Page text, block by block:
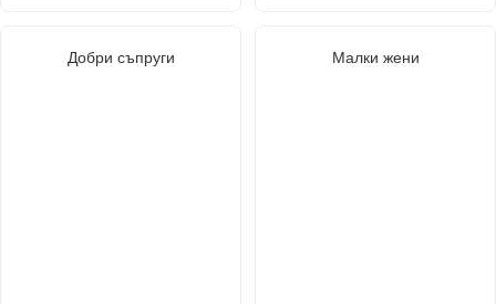
Добри съпруги Малки жени